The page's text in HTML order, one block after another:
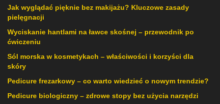
Jak wyglądać pięknie bez makijażu? Kluczowe zasady
pielęgnacji
Wyciskanie hantlami na ławce skośnej – przewodnik po
ćwiczeniu
Sól morska w kosmetykach – właściwości i korzyści dla
skóry
Pedicure frezarkowy – co warto wiedzieć o nowym trendzie?
Pedicure biologiczny – zdrowe stopy bez użycia narzędzi